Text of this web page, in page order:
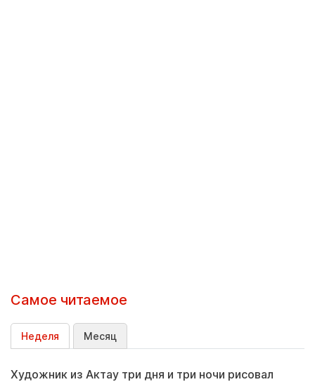
Самое читаемое
Неделя Месяц
Художник из Актау три дня и три ночи рисовал